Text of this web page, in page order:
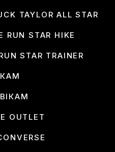
TAYLOR ALL STAR
RUN STAR HIKE
STAR TRAINER
OUTLET